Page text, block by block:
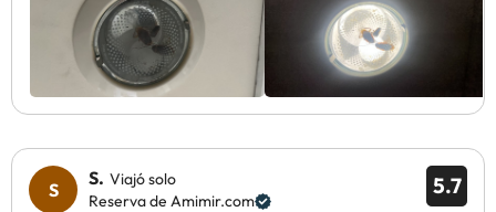
5.7
S. Viajó solo
Reserva de Amimir.com